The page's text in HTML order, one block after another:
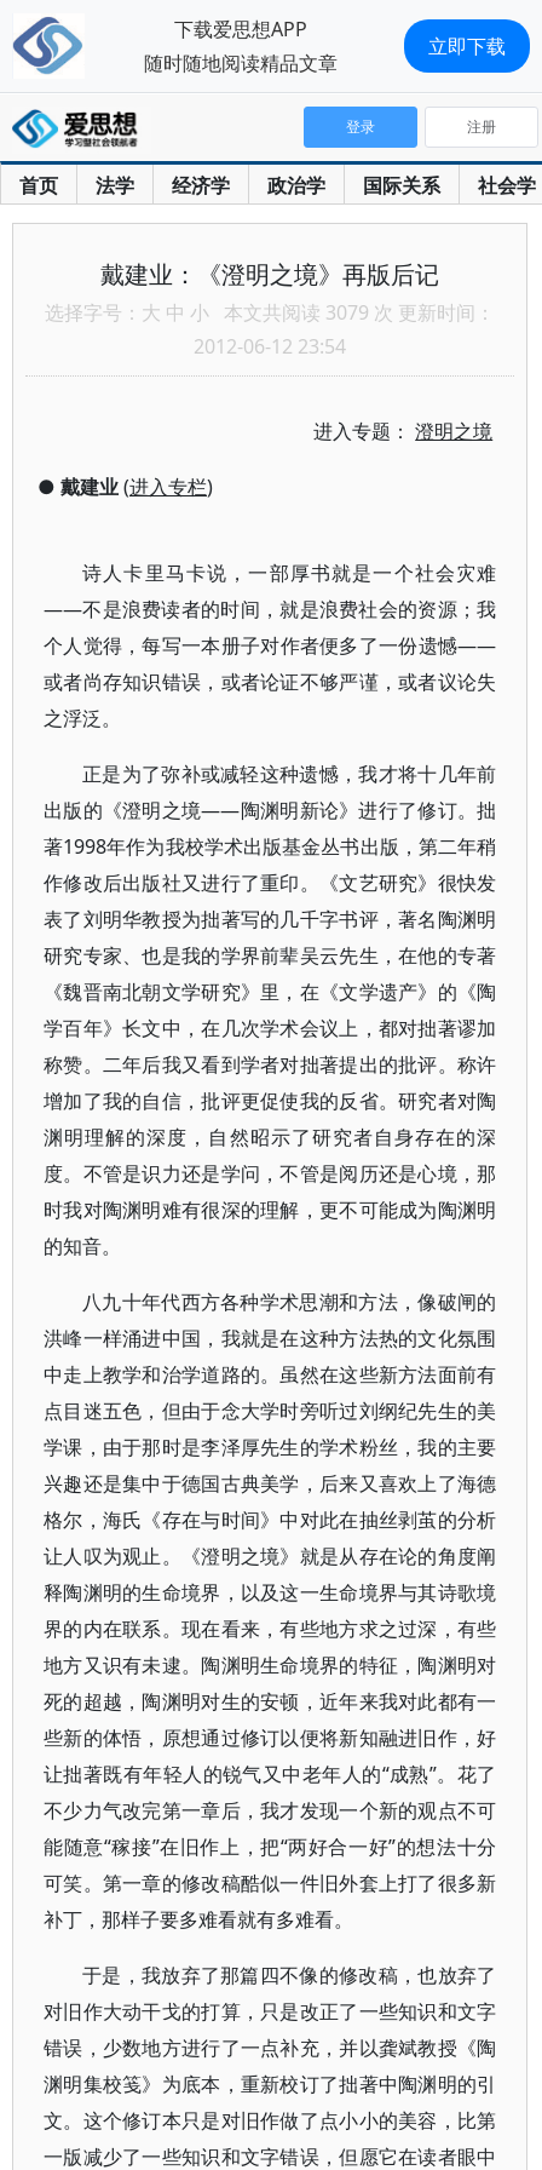
首页 法学 经济学 政治学 国际关系 社会学
登录 注册
戴建业：《澄明之境》再版后记
选择字号： 大 中 小 本文共阅读 3079 次 更新时间：
2012-06-12 23:54
进入专题：澄明之境
● 戴建业(进入专栏)
诗人卡里马卡说，一部厚书就是一个社会灾难
——不是浪费读者的时间，就是浪费社会的资源；我
个人觉得，每写一本册子对作者便多了一份遗憾——
或者尚存知识错误，或者论证不够严谨，或者议论失
之浮泛。
正是为了弥补或减轻这种遗憾，我才将十几年前
出版的《澄明之境——陶渊明新论》进行了修订。拙
著1998年作为我校学术出版基金丛书出版，第二年稍
作修改后出版社又进行了重印。《文艺研究》很快发
表了刘明华教授为拙著写的几千字书评，著名陶渊明
研究专家、也是我的学界前辈吴云先生，在他的专著
《魏晋南北朝文学研究》里，在《文学遗产》的《陶
学百年》长文中，在几次学术会议上，都对拙著谬加
称赞。二年后我又看到学者对拙著提出的批评。称许
增加了我的自信，批评更促使我的反省。研究者对陶
渊明理解的深度，自然昭示了研究者自身存在的深
度。不管是识力还是学问，不管是阅历还是心境，那
时我对陶渊明难有很深的理解，更不可能成为陶渊明
的知音。
八九十年代西方各种学术思潮和方法，像破闸的
洪峰一样涌进中国，我就是在这种方法热的文化氛围
中走上教学和治学道路的。虽然在这些新方法面前有
点目迷五色，但由于念大学时旁听过刘纲纪先生的美
学课，由于那时是李泽厚先生的学术粉丝，我的主要
兴趣还是集中于德国古典美学，后来又喜欢上了海德
格尔，海氏《存在与时间》中对此在抽丝剥茧的分析
让人叹为观止。《澄明之境》就是从存在论的角度阐
释陶渊明的生命境界，以及这一生命境界与其诗歌境
界的内在联系。现在看来，有些地方求之过深，有些
地方又识有未逮。陶渊明生命境界的特征，陶渊明对
死的超越，陶渊明对生的安顿，近年来我对此都有一
些新的体悟，原想通过修订以便将新知融进旧作，好
让拙著既有年轻人的锐气又中老年人的“成熟”。花了
不少力气改完第一章后，我才发现一个新的观点不可
能随意“稼接”在旧作上，把“两好合一好”的想法十分
可笑。第一章的修改稿酷似一件旧外套上打了很多新
补丁，那样子要多难看就有多难看。
于是，我放弃了那篇四不像的修改稿，也放弃了
对旧作大动干戈的打算，只是改正了一些知识和文字
错误，少数地方进行了一点补充，并以龚斌教授《陶
渊明集校笺》为底本，重新校订了拙著中陶渊明的引
文。这个修订本只是对旧作做了点小小的美容，比第
一版减少了一些知识和文字错误，但愿它在读者眼中
下载爱思想APP
随时随地阅读精品文章
立即下载